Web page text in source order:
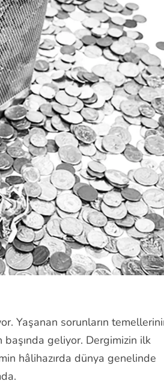
Yaşanan sorunların
başında geliyor. Dergimizin ilk
hâlihazırda dünya genelinde